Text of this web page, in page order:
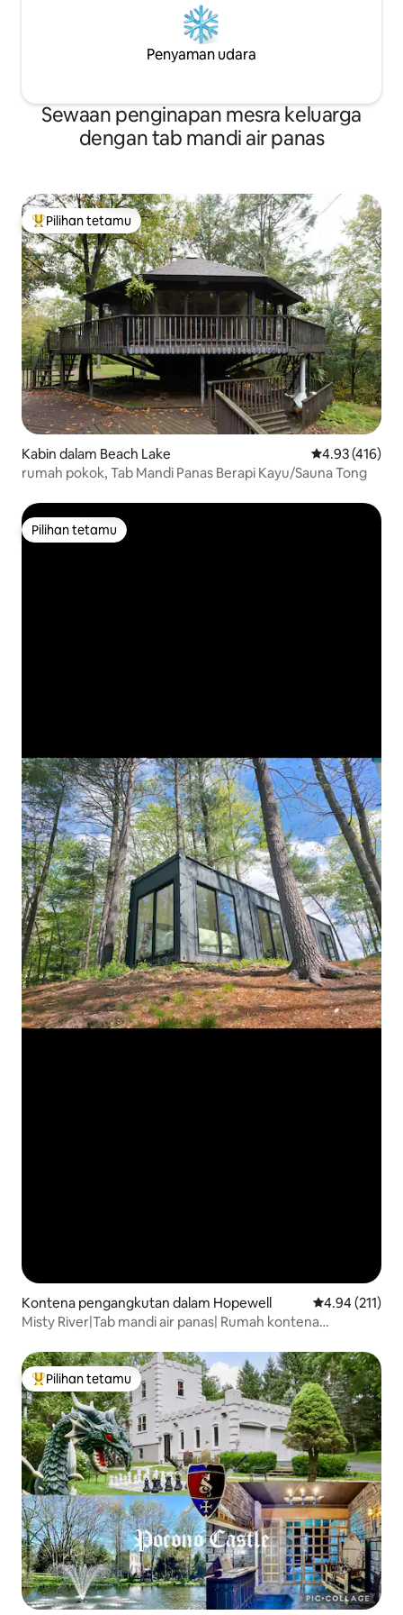
Penyaman udara
Sewaan penginapan mesra keluarga
dengan tab mandi air panas
Pilihan utama tetamu
Pilihan tetamu
Kabin dalam Beach Lake Penarafan
4.93 (416)
rumah pokok, Tab Mandi Panas Berapi Kayu/Sauna Tong
Pilihan tetamu
Pilihan tetamu
Kontena pengangkutan dalam Hopewell Penarafan
4.94 (211)
Misty River|Tab mandi air panas| Rumah kontena
Pilihan utama tetamu
Pilihan tetamu